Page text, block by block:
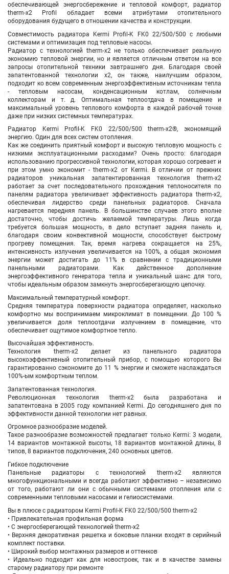
обеспечивающей энергосбережение и тепловой комфорт, радиатор
therm-x2 Profil обладает всеми атрибутами отопительного
оборудования будущего в отношении качества и конструкции.
Совместимость радиатора Kermi Profil-K FK0 22/500/500 с любыми
системами и оптимизация под тепловые насосы.
Радиатор с технологией therm-x2 не только обеспечивает реальную
экономию тепловой энергии, но и является отличным ответом на все
запросы отопительной техники завтрашнего дня. Благодаря своей
запатентованной технологии x2, он также, наилучшим образом,
подходит ко всем современным энергоэффективным источникам тепла
- тепловым насосам, конденсационным котлам, солнечным
коллекторам и т. д. Оптимальная теплоотдача в помещение и
максимальный уровень теплового комфорта в каждой рабочей точке
даже при низких системных температурах.
Радиатор Kermi Profil-K FK0 22/500/500 therm-x2®, экономящий
энергию. Один для всех систем отопления.
Как же соединить приятный комфорт и высокую тепловую мощность с
низкими эксплуатационными расходами? Очень просто: благодаря
использованию прогрессивной технологии, которая хорошо согревает и
при этом умно экономит - therm-x2 от Kermi. В отличии от прежних
радиаторов уникальная запатентированная технология therm-x2
работает за счет последовательного прохождения теплоносителя по
панелям радиатора увеличивает эффективность радиатора therm-x2,
обеспечивая лидерство среди панельных радиаторов. Сначала
нагревается передняя панель. В большинстве случаев этого вполне
достаточно, чтобы достичь желаемой температуры. Лишь когда
требуется большая мощность, в дело вступает задняя панель и,
благодаря своим конвективной мощности, способствует быстрому
прогреву помещения. Так, время нагрева сокращается на 25%,
интенсивность излучения увеличивается на 100%, а общая экономия
энергии может достигать до 11% в сравнении с традиционными
панельными радиаторами. Как действенное дополнение
энергоэффективного генератора тепла и уникальный шанс для того,
чтобы идеальным образом замкнуть энергосберегающую цепочку.
Максимальный температурный комфорт.
Средняя температура поверхности радиатора определяет, насколько
комфортно мы воспринимаем микроклимат в помещении. До 100 %
увеличивается доля теплоотдачи излучением в помещение, что
обеспечивает ощутимое комфортное тепло.
Высочайшая эффективность.
Технология therm-x2 делает из панельного радиатора
высокоэффективный отопительный прибор, с помощью которого Вы
гарантированно сэкономите до 11 % энергии и сможете наслаждаться
100%-ым комфортным теплом.
Запатентованная технология.
Революционная технология therm-x2 была разработана и
запатентована в 2005 году компанией Kermi. До сегодняшнего дня по
эффективности данной технологии нет равных.
Огромное разнообразие моделей.
Такое разнообразие возможностей предлагает только Kermi: 3 модели,
14 вариантов монтажной высоты, 18 вариантов монтажной длины, 8
типов, 8 вариантов подключения, 240 основных цветов.
Гибкое подключение
Панельные радиаторы с технологией therm-x2 являются
многофункциональными и всегда работают эффективно – независимо
от того, работают ли они с обычными системами отопления или с
современными тепловыми насосами и гелиосистемами.
Вы в плюсе с радиатором Kermi Profil-K FK0 22/500/500 therm-x2
• Привлекательная профильная форма
• С энергосберегающей технологией therm-x2
• Верхняя декоративная решетка и боковые планки входят в серийный
комплект поставки.
• Широкий выбор монтажных размеров и оттенков
• Идеально подходит как для новостроек, так и в качестве замены
старому радиатору при ремонте